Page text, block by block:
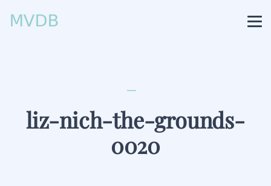
liz-nich-the-grounds-
0020